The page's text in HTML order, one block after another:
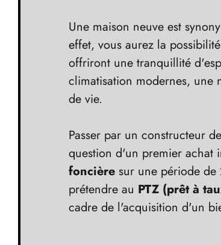
Une maison neuve est
effet, vous aurez la
offriront une tranquillité
climatisation modernes, une
de vie.
Passer par un constructeur
question d'un premier achat
foncière sur une période de
prétendre au PTZ (prêt à
cadre de l'acquisition d'un